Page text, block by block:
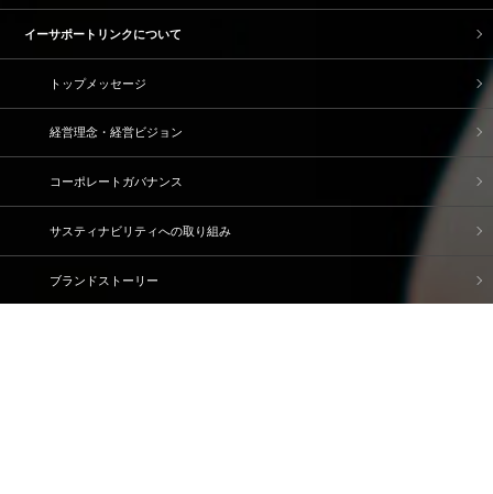
イーサポートリンクについて
トップメッセージ
経営理念・経営ビジョン
コーポレートガバナンス
サスティナビリティへの取り組み
ブランドストーリー